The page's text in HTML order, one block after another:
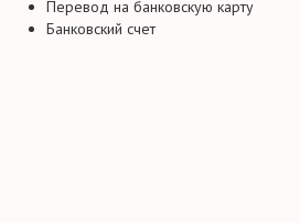
Перевод на банковскую карту
Банковский счет